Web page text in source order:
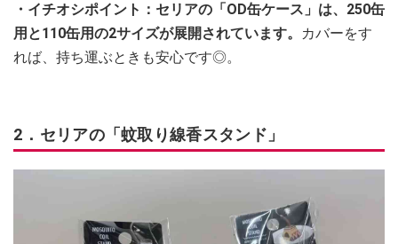
・イチオシポイント：セリアの「OD缶ケース」は、250缶
用と110缶用の2サイズが展開されています。
カバーをす
れば、持ち運ぶときも安心です◎。
2．セリアの「蚊取り線香スタンド」